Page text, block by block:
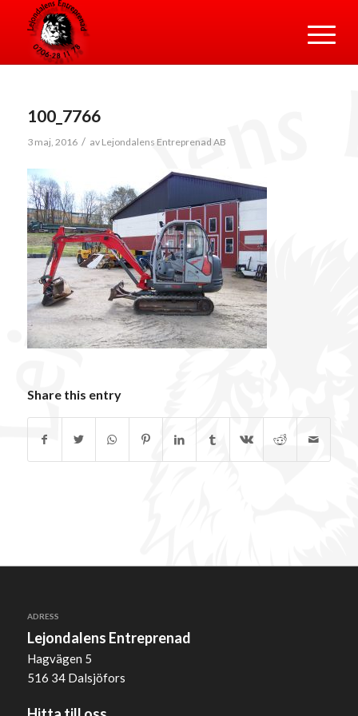
100_7766
3 maj, 2016 / av Lejondalens Entreprenad AB
Share this entry
ADRESS
Lejondalens Entreprenad
Hagvägen 5
516 34 Dalsjöfors